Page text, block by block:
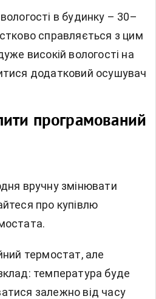
в будинку – 30–
справляється з цим
високій вологості на
додатковий осушувач
програмований
вручну змінювати
про купівлю
термостат, але
температура буде
залежно від часу